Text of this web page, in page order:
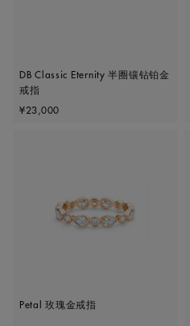
DB Classic Eternity 半圈镶钻铂金
戒指
Original price
¥23,000
Petal 玫瑰金戒指